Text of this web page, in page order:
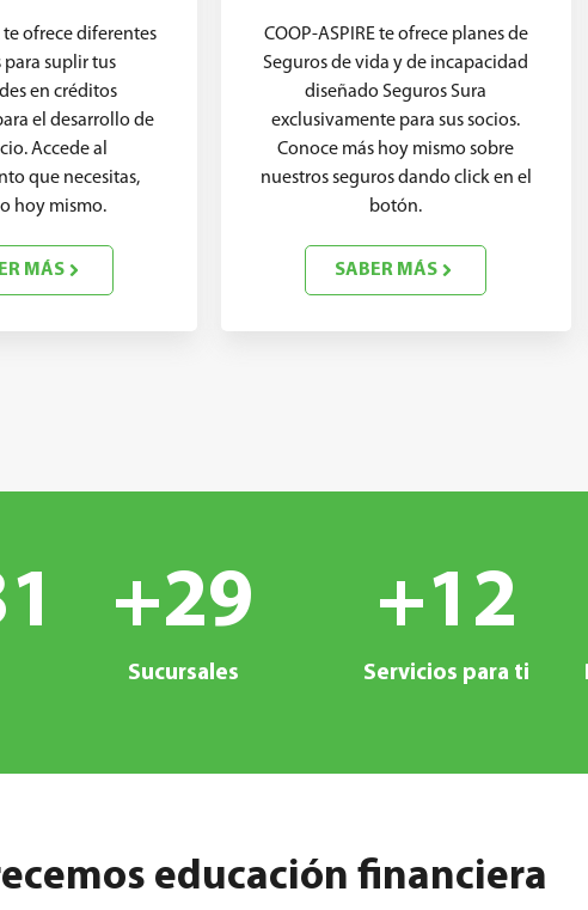
te ofrece diferentes
suplir tus
en créditos
el desarrollo de
Accede al
que necesitas,
hoy mismo.
MÁS
COOP-ASPIRE te ofrece planes de
Seguros de vida y de incapacidad
diseñado Seguros Sura
exclusivamente para sus socios.
Conoce más hoy mismo sobre
nuestros seguros dando click en el
botón.
SABER MÁS
Sucursales
+29
Servicios para ti
+12
educación financiera